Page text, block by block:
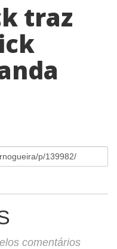
BUSCAR
traz
comentários